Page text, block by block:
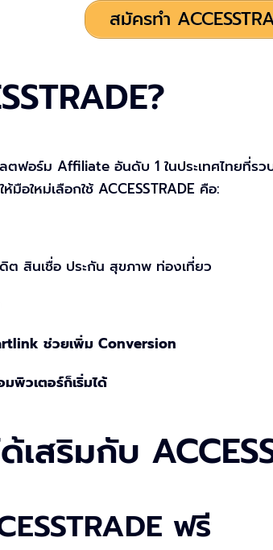
สมัครทำ
ตฟอร์ม Affiliate อันดับ 1 ในประเทศไทยที่ร
อใหม่เลือกใช้ ACCESSTRADE คือ:
ต สินเชื่อ ประกัน สุขภาพ ท่องเที่ยว
ช่วยเพิ่ม Conversion
พิวเตอร์ก็เริ่มได้
เสริมกับ
ฟรี